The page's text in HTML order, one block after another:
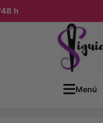
h
Menú